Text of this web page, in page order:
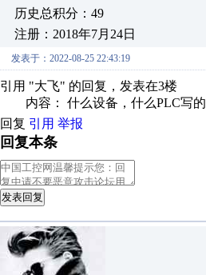
历史总积分：49
注册：2018年7月24日
发表于：2022-08-25 22:43:19
引用 "大飞" 的回复，发表在3楼
内容： 什么设备，什么PLC写的
回复 引用 举报
回复本条
发表回复